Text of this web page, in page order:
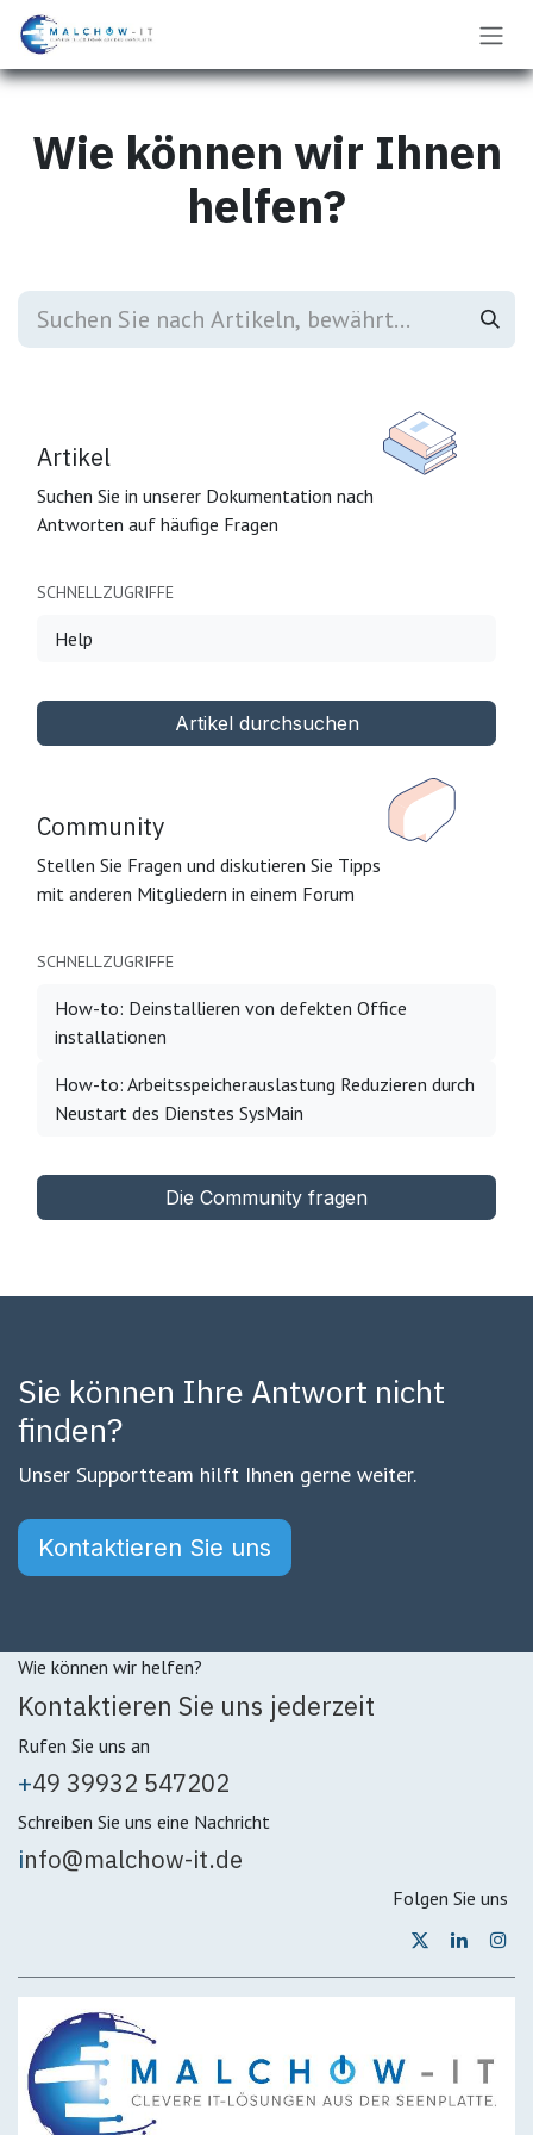
Zum Inhalt springen
Wie können wir Ihnen
helfen?
Artikel
Suchen Sie in unserer Dokumentation nach
Antworten auf häufige Fragen
SCHNELLZUGRIFFE
Help
Artikel durchsuchen
Community
Stellen Sie Fragen und diskutieren Sie Tipps
mit anderen Mitgliedern in einem Forum
SCHNELLZUGRIFFE
How-to: Deinstallieren von defekten Office
installationen
How-to: Arbeitsspeicherauslastung Reduzieren durch
Neustart des Dienstes SysMain
Die Community fragen
Sie können Ihre Antwort nicht
finden?
Unser Supportteam hilft Ihnen gerne weiter.
Kontaktieren Sie uns
Wie können wir helfen?
Kontaktieren Sie uns jederzeit
Rufen Sie uns an
+49 39932 547202
Schreiben Sie uns eine Nachricht
info@malchow-it.de
Folgen Sie uns